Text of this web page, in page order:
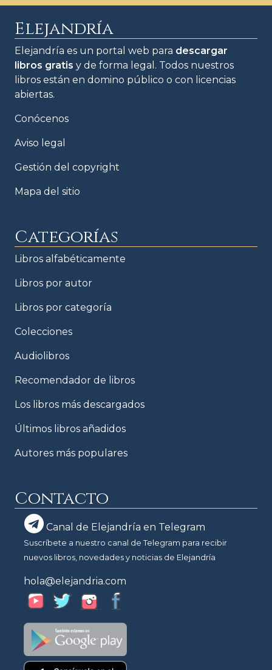
Elejandría
Elejandría es un portal web para descargar
libros gratis y de forma legal. Todos nuestros
libros están en domino público o con licencias
abiertas.
Conócenos
Aviso legal
Gestión del copyright
Mapa del sitio
Categorías
Libros alfabéticamente
Libros por autor
Libros por categoría
Colecciones
Audiolibros
Recomendador de libros
Los libros más descargados
Últimos libros añadidos
Autores más populares
Contacto
Canal de Elejandría en Telegram
Suscríbete a nuestro canal de Telegram para recibir
nuevos libros, novedades y noticias de Elejandría
hola@elejandria.com